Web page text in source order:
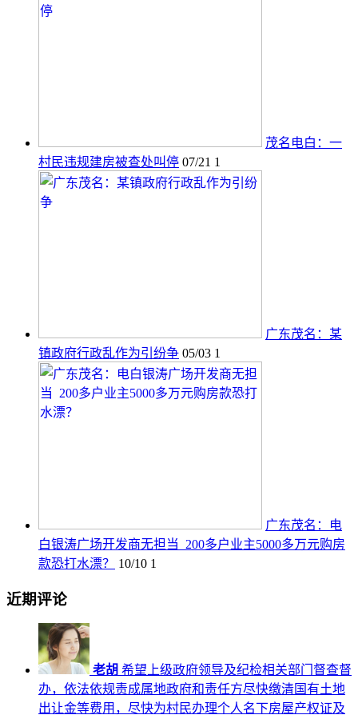
茂名电白：一
村民违规建房被查处叫停 07/21 1
广东茂名：某
镇政府行政乱作为引纷争 05/03 1
广东茂名：电
白银涛广场开发商无担当 200多户业主5000多万元购房
款恐打水漂？
10/10 1
近期评论
老胡 希望上级政府领导及纪检相关部门督查督
办，依法依规责成属地政府和责任方尽快缴清国有土地
出让金等费用，尽快为村民办理个人名下房屋产权证及